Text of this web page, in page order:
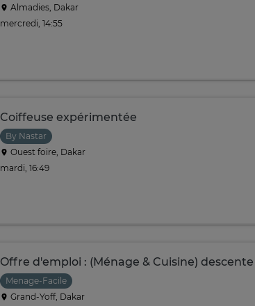
Almadies, Dakar
mercredi, 14:55
Coiffeuse expérimentée
By Nastar
Ouest foire, Dakar
mardi, 16:49
Offre d'emploi : (Ménage & Cuisine)
Menage-Facile
Grand-Yoff, Dakar